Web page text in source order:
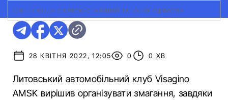
ОЛЕКСАНДР САЛЮК-СТАРШИЙ ТА ЮЛІЯ ЄФІМОВА
28 КВІТНЯ 2022, 12:05 0 0 ХВ
Литовський автомобільний клуб Visagino
AMSK вирішив організувати змагання, завдяки